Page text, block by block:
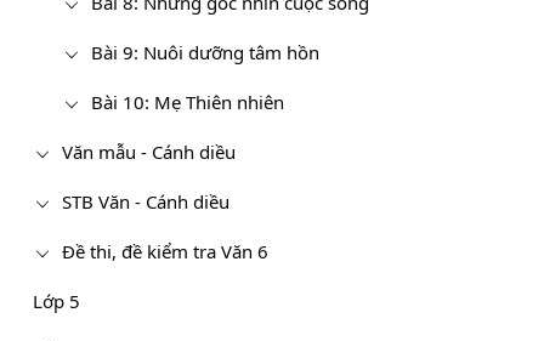
Bài 9: Nuôi dưỡng tâm hồn
Bài 10: Mẹ Thiên nhiên
Văn mẫu - Cánh diều
STB Văn - Cánh diều
Đề thi, đề kiểm tra Văn 6
Lớp 5